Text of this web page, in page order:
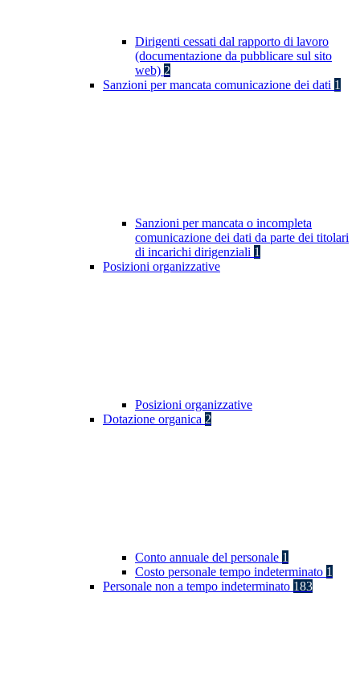
Dirigenti cessati dal rapporto di lavoro
(documentazione da pubblicare sul sito
web) 2
Sanzioni per mancata comunicazione dei dati 1
Sanzioni per mancata o incompleta
comunicazione dei dati da parte dei titolari
di incarichi dirigenziali 1
Posizioni organizzative
Posizioni organizzative
Dotazione organica 2
Conto annuale del personale 1
Costo personale tempo indeterminato 1
Personale non a tempo indeterminato 183